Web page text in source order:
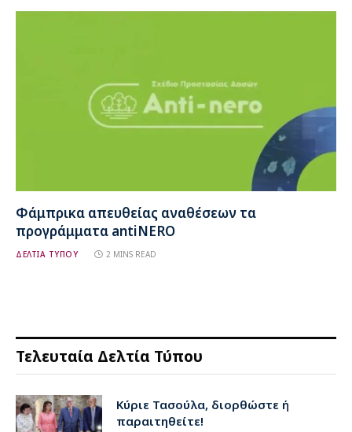
Φάμπρικα απευθείας αναθέσεων τα
προγράμματα antiNERO
ΔΕΛΤΙΑ ΤΥΠΟΥ 2 MINS READ
Τελευταία Δελτία Τύπου
Κύριε Τασούλα, διορθώστε ή
παραιτηθείτε!